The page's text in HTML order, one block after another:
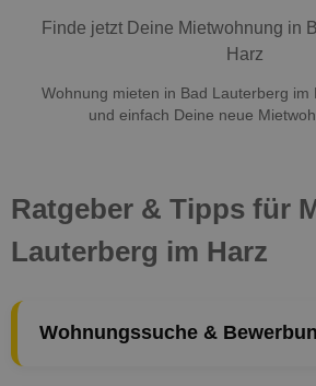
Finde jetzt Deine Mietwohnung in
Harz
Wohnung mieten in Bad Lauterberg im
und einfach Deine neue
Ratgeber & Tipps für
Lauterberg im Harz
Wohnungssuche &